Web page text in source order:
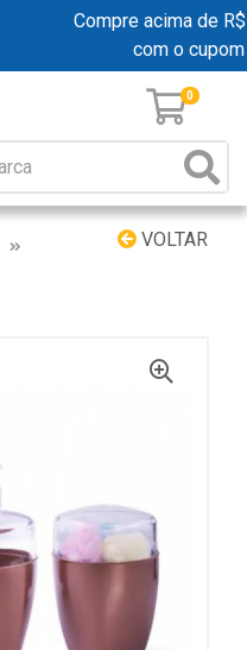
Compre acima de
com o cupom
0
VOLTAR